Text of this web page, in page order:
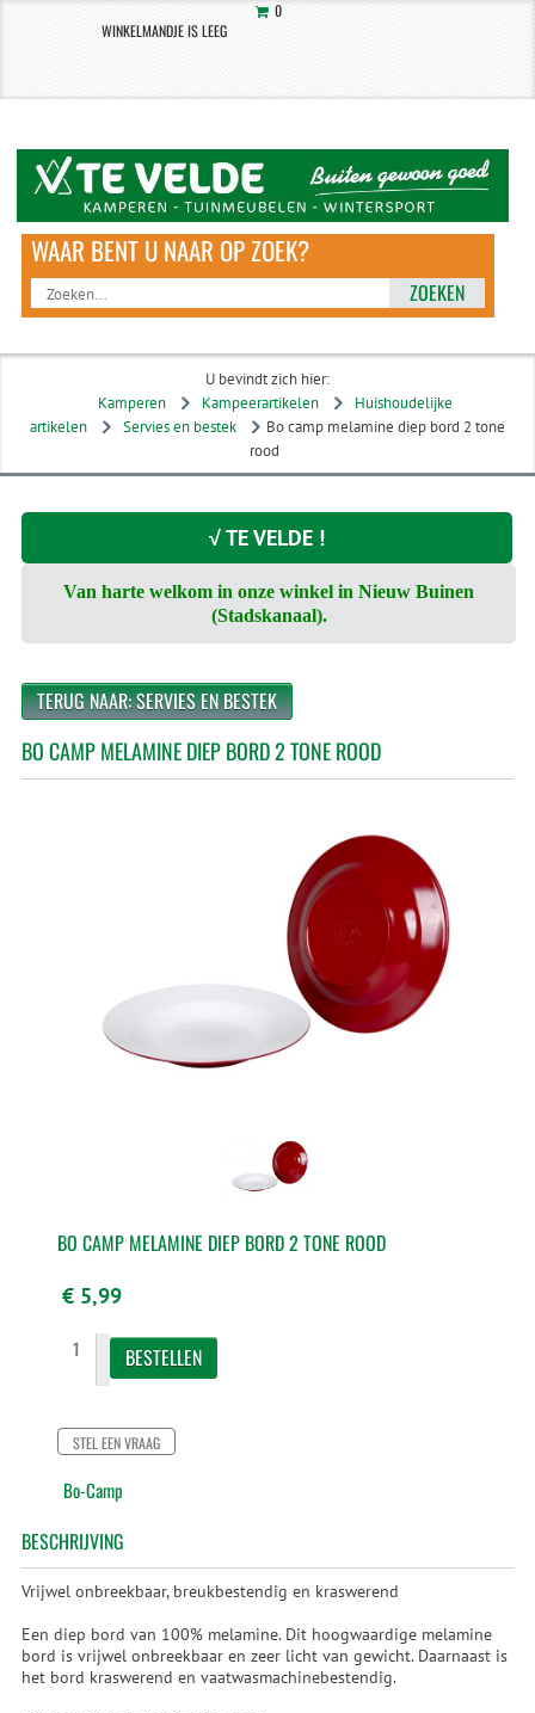
0
WINKELMANDJE IS LEEG
ZOEKEN
U bevindt zich hier:
Kamperen
Kampeerartikelen
Huishoudelijke
artikelen
Servies en bestek
Bo camp melamine diep bord 2 tone
rood
√ TE VELDE !
Van harte welkom in onze winkel in Nieuw Buinen
(Stadskanaal).
TERUG NAAR: SERVIES EN BESTEK
BO CAMP MELAMINE DIEP BORD 2 TONE ROOD
BO CAMP MELAMINE DIEP BORD 2 TONE ROOD
€ 5,99
STEL EEN VRAAG
Bo-Camp
BESCHRIJVING
Vrijwel onbreekbaar, breukbestendig en kraswerend
Een diep bord van 100% melamine. Dit hoogwaardige melamine
bord is vrijwel onbreekbaar en zeer licht van gewicht. Daarnaast is
het bord kraswerend en vaatwasmachinebestendig.